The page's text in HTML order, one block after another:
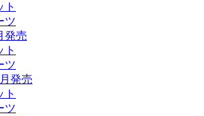
ト
ツ
発売
ト
ツ
発売
ト
ツ